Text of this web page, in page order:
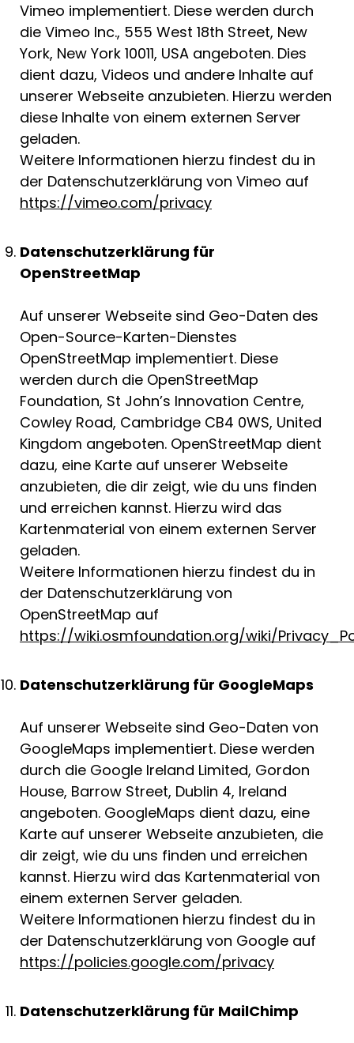
Vimeo implementiert. Diese werden durch
die Vimeo Inc., 555 West 18th Street, New
York, New York 10011, USA angeboten. Dies
dient dazu, Videos und andere Inhalte auf
unserer Webseite anzubieten. Hierzu werden
diese Inhalte von einem externen Server
geladen.
Weitere Informationen hierzu findest du in
der Datenschutzerklärung von Vimeo auf
https://vimeo.com/privacy
Datenschutzerklärung für
OpenStreetMap
Auf unserer Webseite sind Geo-Daten des
Open-Source-Karten-Dienstes
OpenStreetMap implementiert. Diese
werden durch die OpenStreetMap
Foundation, St John’s Innovation Centre,
Cowley Road, Cambridge CB4 0WS, United
Kingdom angeboten. OpenStreetMap dient
dazu, eine Karte auf unserer Webseite
anzubieten, die dir zeigt, wie du uns finden
und erreichen kannst. Hierzu wird das
Kartenmaterial von einem externen Server
geladen.
Weitere Informationen hierzu findest du in
der Datenschutzerklärung von
OpenStreetMap auf
https://wiki.osmfoundation.org/wiki/
Datenschutzerklärung für GoogleMaps
Auf unserer Webseite sind Geo-Daten von
GoogleMaps implementiert. Diese werden
durch die Google Ireland Limited, Gordon
House, Barrow Street, Dublin 4, Ireland
angeboten. GoogleMaps dient dazu, eine
Karte auf unserer Webseite anzubieten, die
dir zeigt, wie du uns finden und erreichen
kannst. Hierzu wird das Kartenmaterial von
einem externen Server geladen.
Weitere Informationen hierzu findest du in
der Datenschutzerklärung von Google auf
https://policies.google.com/privacy
Datenschutzerklärung für MailChimp